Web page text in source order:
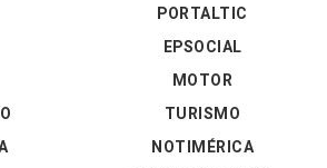
PORTALTIC
EPSOCIAL
MOTOR
TURISMO
NOTIMÉRICA